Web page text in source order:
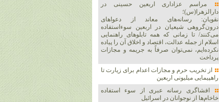
مراسم عزاداری اربعین حسینی در
دارالزهرا(س)؛
نقویان: رسانه‌های معاند از دعواهای
درون‌گروهی شیعیان در اربعین سوءاستفاده
می‌کنند/ تا زمانی که همه تابلوهای راهنمایی
اسلام از جمله عدالت، اقتصاد و اخلاق آن را پیاده
نکرده‌ایم، نمی‌توان صرفاً به جریمه و مجازات
پرداخت
از تخریب حرم و مجازات اعدام برای زیارت تا
راهپیمایی میلیونی اربعین
افشاگری رسانه عبری از سوء استفاده
خاخام‌ها از نوجوانان در اسرائیل